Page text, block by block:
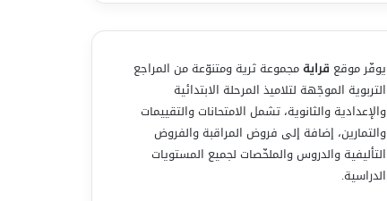
يوفّر موقع قرايةمجموعة ثرية ومتنوّعة من المراجع
التربوية الموجّهة لتلاميذ المرحلة الابتدائية
والإعدادية والثانوية، تشمل الامتحانات والتقييمات
والتمارين، إضافة إلى فروض المراقبة والفروض
التأليفية والدروس والملخّصات لجميع المستويات
الدراسية.